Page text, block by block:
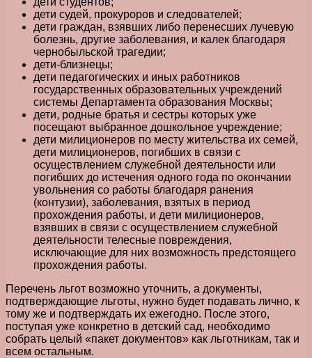
дети судей, прокуроров и следователей;
дети граждан, взявших либо перенесших лучевую
болезнь, другие заболевания, и калек благодаря
чернобыльской трагедии;
дети-близнецы;
дети педагогических и иных работников
государственных образовательных учреждений
системы Департамента образования Москвы;
дети, родные братья и сестры которых уже
посещают выбранное дошкольное учреждение;
дети милиционеров по месту жительства их семей,
дети милиционеров, погибших в связи с
осуществлением служебной деятельности или
погибших до истечения одного года по окончании
увольнения со работы благодаря ранения
(контузии), заболевания, взятых в период
прохождения работы, и дети милиционеров,
взявших в связи с осуществлением служебной
деятельности телесные повреждения,
исключающие для них возможность предстоящего
прохождения работы.
Перечень льгот возможно уточнить, а документы,
подтверждающие льготы, нужно будет подавать лично, к
тому же и подтверждать их ежегодно. После этого,
поступая уже конкретно в детский сад, необходимо
собрать целый «пакет документов» как льготникам, так и
всем остальным.